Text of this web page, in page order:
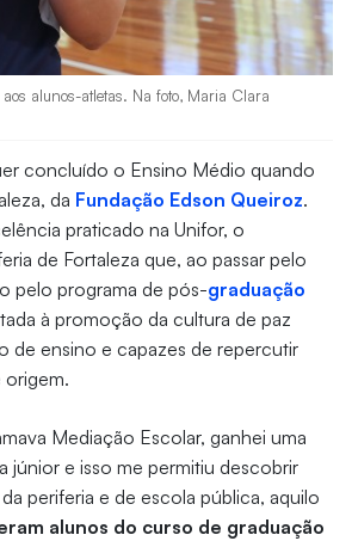
alunos-atletas. Na foto, Maria Clara
concluído o Ensino Médio quando
da Fundação Edson Queiroz.
praticado na Unifor, o
de Fortaleza que, ao passar pelo
pelo programa de pós-graduação
à promoção da cultura de paz
de ensino e capazes de repercutir
origem.
Mediação Escolar, ganhei uma
júnior e isso me permitiu descobrir
periferia e de escola pública, aquilo
alunos do curso de graduação